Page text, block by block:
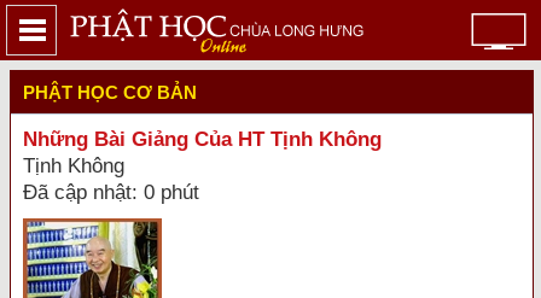
PHẬT HỌC CƠ BẢN
Những Bài Giảng Của HT Tịnh Không
Tịnh Không
Đã cập nhật: 0 phút